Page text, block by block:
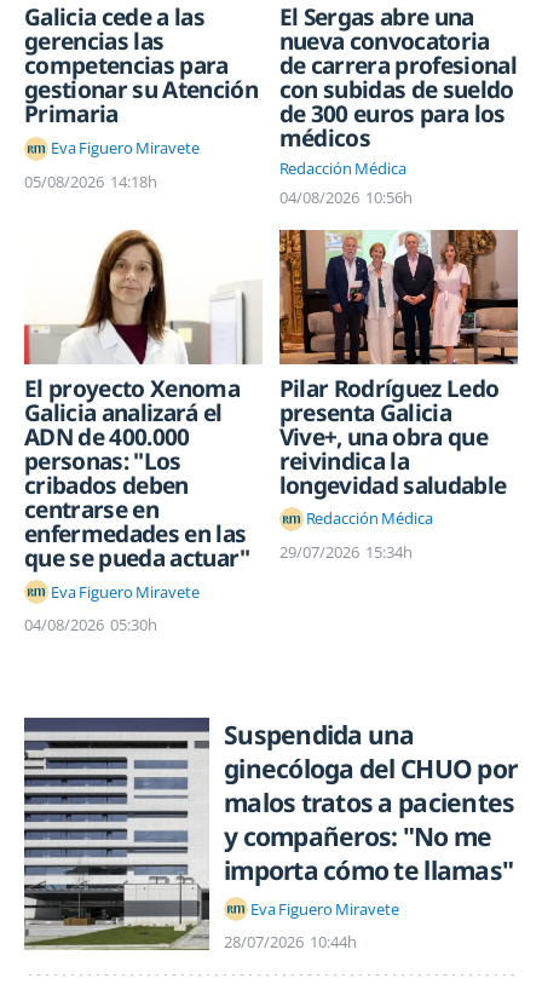
Galicia cede a las
gerencias las
competencias para
gestionar su Atención
Primaria
Eva Figuero Miravete
05/08/2026 14:18h
El Sergas abre una
nueva convocatoria
de carrera profesional
con subidas de sueldo
de 300 euros para los
médicos
Redacción Médica
04/08/2026 10:56h
El proyecto Xenoma
Galicia analizará el
ADN de 400.000
personas: "Los
cribados deben
centrarse en
enfermedades en las
que se pueda actuar"
Eva Figuero Miravete
04/08/2026 05:30h
Pilar Rodríguez Ledo
presenta Galicia
Vive+, una obra que
reivindica la
longevidad saludable
Redacción Médica
29/07/2026 15:34h
Suspendida una
ginecóloga del CHUO por
malos tratos a pacientes
y compañeros: "No me
importa cómo te llamas"
Eva Figuero Miravete
28/07/2026 10:44h